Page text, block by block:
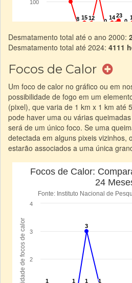
Desmatamento total até o ano 2000:
Desmatamento total até 2024: 4111
Focos de Calor
Um foco de calor no gráfico ou em
possibilidade de fogo em um
(pixel), que varia de 1 km x 1 km até
pode haver uma ou várias
será de um único foco. Se uma
detectada em alguns pixeis vizinhos,
estarão associados a uma única